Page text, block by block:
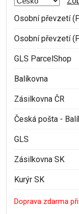
Osobní převzetí
Osobní převzetí
GLS ParcelShop
Balíkovna
Zásilkovna ČR
Česká pošta -
GLS
Zásilkovna SK
Kurýr SK
Doprava zdarma